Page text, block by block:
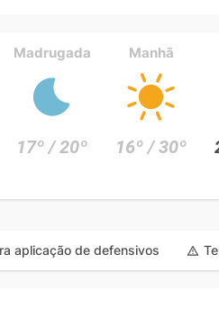
Madrugada
17º / 20º
Manhã
16º / 30º
aplicação de defensivos